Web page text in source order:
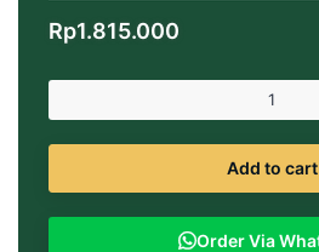
Rp1.815.000
Add to cart
Order Via